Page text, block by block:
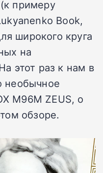
примеру
Book,
широкого круга
на
этот раз к нам в
необычное
M96M ZEUS, о
обзоре.